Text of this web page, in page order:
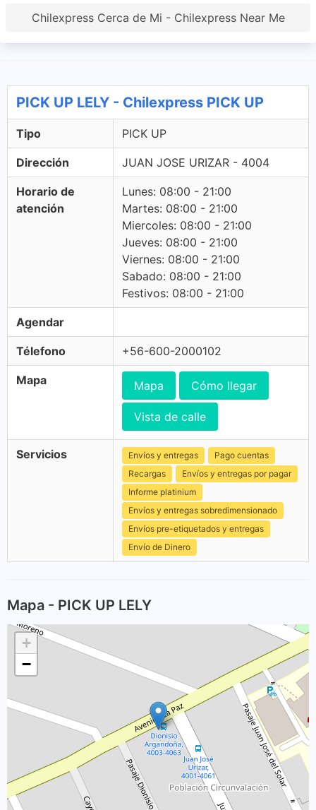
Chilexpress Cerca de Mi - Chilexpress Near Me
PICK UP LELY - Chilexpress PICK UP
Tipo PICK UP
Dirección JUAN JOSE URIZAR - 4004
Horario de
atención
Lunes: 08:00 - 21:00
Martes: 08:00 - 21:00
Miercoles: 08:00 - 21:00
Jueves: 08:00 - 21:00
Viernes: 08:00 - 21:00
Sabado: 08:00 - 21:00
Festivos: 08:00 - 21:00
Agendar
Télefono +56-600-2000102
Mapa Mapa Cómo llegar
Vista de calle
Servicios Envíos y entregas
Pago cuentas
Recargas
Envíos y entregas por pagar
Informe platinium
Envíos y entregas sobredimensionado
Envíos pre-etiquetados y entregas
Envío de Dinero
Mapa - PICK UP LELY
+
−